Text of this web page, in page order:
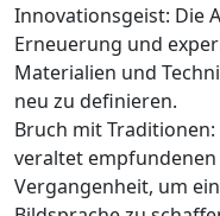
Innovationsgeist: Die
Erneuerung und
Materialien und
neu zu definieren.
Bruch mit
veraltet
Vergangenheit, um